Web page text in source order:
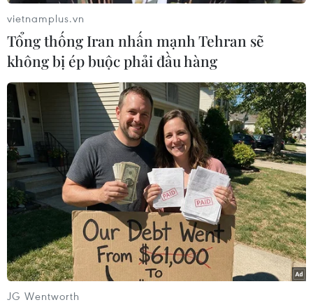
Triều Tiên đã tố cáo Hàn Quốc cố ý hủy hoại các nỗ lực
xoa dịu căng thẳng quân sự, đồng thời cảnh báo viễn
cảnh "u ám" về việc nối lại đối thoại cấp cao giữa 2
miền.
vietnamplus.vn
Tổng thống Iran nhấn mạnh Tehran sẽ
không bị ép buộc phải đầu hàng
JG Wentworth